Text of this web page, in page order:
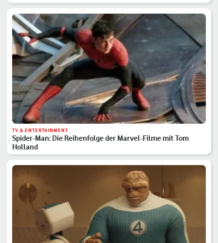
TV & ENTERTAINMENT
Spider-Man: Die Reihenfolge der Marvel-Filme mit Tom
Holland